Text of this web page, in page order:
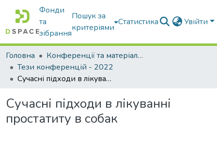
Фонди
та
зібрання
Пошук за
критеріями
Статистика Увійти
Головна
Конференції та матеріали конференцій
Тези конференцій - 2022
Сучасні підходи в лікуванні простатиту в собак
Сучасні підходи в лікуванні
простатиту в собак